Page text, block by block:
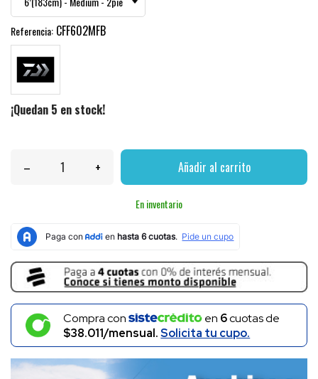
Referencia: CFF602MFB
¡Quedan 5 en stock!
– + Añadir al carrito
En inventario
Compra con en 6cuotas de
$38.011/mensual.Solicita tu cupo.